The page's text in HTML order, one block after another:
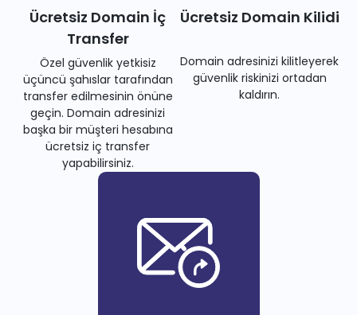
Ücretsiz Domain İç
Transfer
Özel güvenlik yetkisiz
üçüncü şahıslar tarafından
transfer edilmesinin önüne
geçin. Domain adresinizi
başka bir müşteri hesabına
ücretsiz iç transfer
yapabilirsiniz.
Ücretsiz Domain Kilidi
Domain adresinizi kilitleyerek
güvenlik riskinizi ortadan
kaldırın.